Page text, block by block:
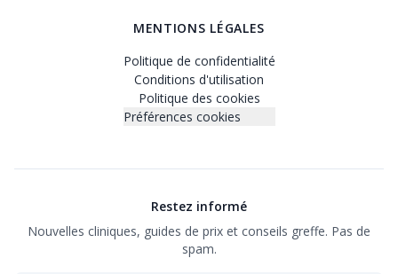
MENTIONS LÉGALES
Politique de confidentialité
Conditions d'utilisation
Politique des cookies
Préférences cookies
Restez informé
Nouvelles cliniques, guides de prix et conseils greffe. Pas de
spam.